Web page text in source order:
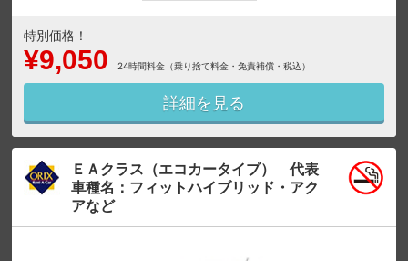
特別価格！
¥9,050 24時間料金（乗り捨て料金・免責補償・税込）
詳細を見る
ＥＡクラス（エコカータイプ） 代表
車種名：フィットハイブリッド・アク
アなど